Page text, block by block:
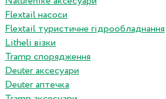
Flextail насоси
Flextail туристичне гідрообладнання
Litheli візки
Tramp спорядження
Deuter аксесуари
Deuter аптечка